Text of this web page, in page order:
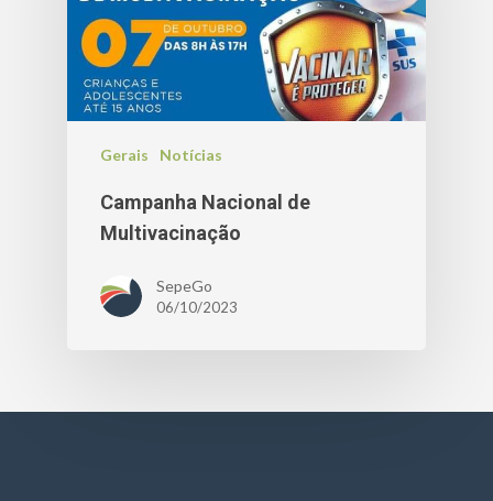
Gerais Notícias
Campanha Nacional de
Multivacinação
SepeGo
06/10/2023